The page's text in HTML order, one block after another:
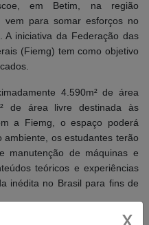
em Betim, na região
vem para somar esforços no
A iniciativa da Federação das
(Fiemg) tem como objetivo
4.590m² de área
de área livre destinada às
a Fiemg, o espaço poderá
os estudantes terão
manutenção de máquinas e
teóricos e experiências
inédita no Brasil para fins de